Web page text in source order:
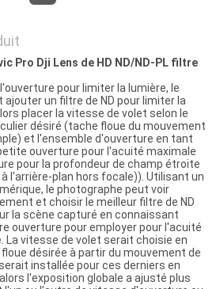
Pro Dji Lens de HD ND/ND-PL filtre
pour limiter la lumière, le
un filtre de ND pour limiter la
placer la vitesse de volet selon le
désiré (tache floue du mouvement
et l'ensemble d'ouverture en tant
ouverture pour l'acuité maximale
pour la profondeur de champ étroite
l'arrière-plan hors focale)). Utilisant un
le photographe peut voir
et choisir le meilleur filtre de ND
la scène capturé en connaissant
ouverture pour employer pour l'acuité
La vitesse de volet serait choisie en
désirée à partir du mouvement de
installée pour ces derniers en
l'exposition globale a ajusté plus